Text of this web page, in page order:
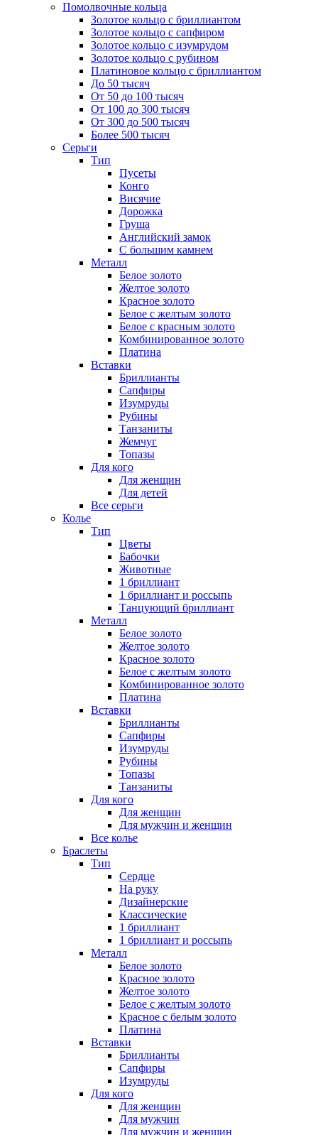
Помолвочные кольца
Золотое кольцо с бриллиантом
Золотое кольцо с сапфиром
Золотое кольцо с изумрудом
Золотое кольцо с рубином
Платиновое кольцо с бриллиантом
До 50 тысяч
От 50 до 100 тысяч
От 100 до 300 тысяч
От 300 до 500 тысяч
Более 500 тысяч
Серьги
Тип
Пусеты
Конго
Висячие
Дорожка
Груша
Английский замок
С большим камнем
Металл
Белое золото
Желтое золото
Красное золото
Белое с желтым золото
Белое с красным золото
Комбинированное золото
Платина
Вставки
Бриллианты
Сапфиры
Изумруды
Рубины
Танзаниты
Жемчуг
Топазы
Для кого
Для женщин
Для детей
Все серьги
Колье
Тип
Цветы
Бабочки
Животные
1 бриллиант
1 бриллиант и россыпь
Танцующий бриллиант
Металл
Белое золото
Желтое золото
Красное золото
Белое с желтым золото
Комбинированное золото
Платина
Вставки
Бриллианты
Сапфиры
Изумруды
Рубины
Топазы
Танзаниты
Для кого
Для женщин
Для мужчин и женщин
Все колье
Браслеты
Тип
Сердце
На руку
Дизайнерские
Классические
1 бриллиант
1 бриллиант и россыпь
Металл
Белое золото
Красное золото
Желтое золото
Белое с желтым золото
Красное с белым золото
Платина
Вставки
Бриллианты
Сапфиры
Изумруды
Для кого
Для женщин
Для мужчин
Для мужчин и женщин